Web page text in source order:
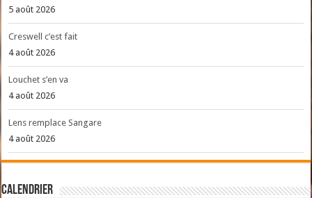
5 août 2026
Creswell c’est fait
4 août 2026
Louchet s’en va
4 août 2026
Lens remplace Sangare
4 août 2026
Calendrier